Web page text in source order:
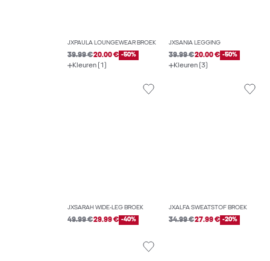
JXPAULA LOUNGEWEAR BROEK
39.99 €20.00 € -50%
Kleuren (1)
JXSANIA LEGGING
39.99 €20.00 € -50%
Kleuren (3)
JXSARAH WIDE-LEG BROEK
49.99 €29.99 € -40%
JXALFA SWEATSTOF BROEK
34.99 €27.99 € -20%